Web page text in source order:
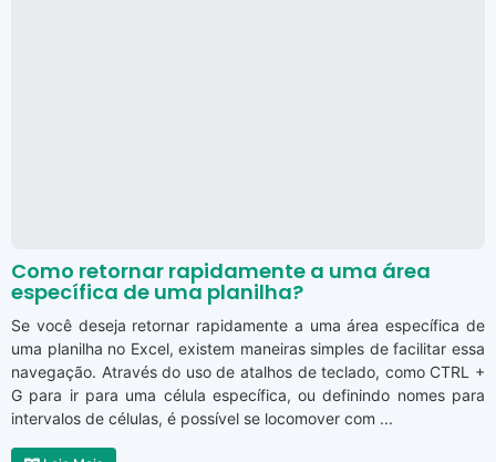
Como retornar rapidamente a uma área
específica de uma planilha?
Se você deseja retornar rapidamente a uma área específica de
uma planilha no Excel, existem maneiras simples de facilitar essa
navegação. Através do uso de atalhos de teclado, como CTRL +
G para ir para uma célula específica, ou definindo nomes para
intervalos de células, é possível se locomover com ...